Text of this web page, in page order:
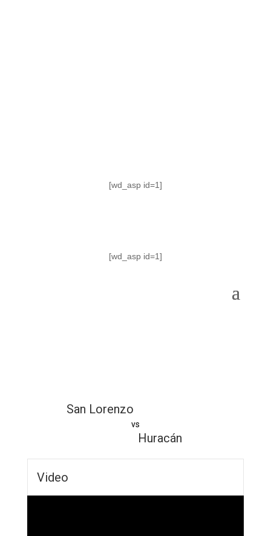
[wd_asp id=1]
[wd_asp id=1]
San Lorenzo
vs
Huracán
Video